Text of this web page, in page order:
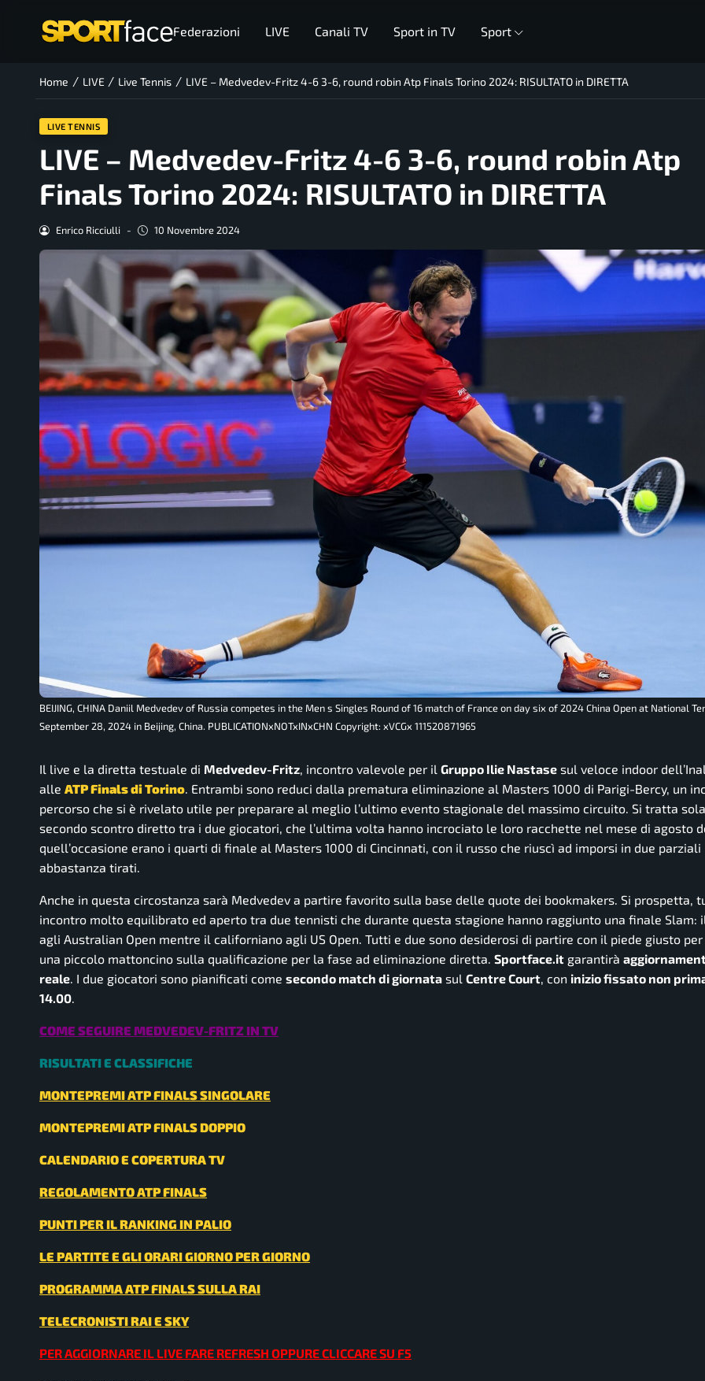
Federazioni LIVE Canali TV Sport in TV Sport
Home / LIVE / Live Tennis / LIVE – Medvedev-Fritz 4-6 3-6, round robin Atp Finals Torino 2024: RISULTATO in DIRETTA
LIVE TENNIS
LIVE – Medvedev-Fritz 4-6 3-6, round robin Atp
Finals Torino 2024: RISULTATO in DIRETTA
Enrico Ricciulli - 10 Novembre 2024
BEIJING, CHINA Daniil Medvedev of Russia competes in the Men s Singles Round of 16 match of France on day six of 2024 China Open at National
September 28, 2024 in Beijing, China. PUBLICATIONxNOTxINxCHN Copyright: xVCGx 111520871965
Il live e la diretta testuale di Medvedev-Fritz , incontro valevole per il Gruppo Ilie Nastase sul veloce indoor dell’
alle ATP Finals di Torino . Entrambi sono reduci dalla prematura eliminazione al Masters 1000 di Parigi-Bercy, un
percorso che si è rivelato utile per preparare al meglio l’ultimo evento stagionale del massimo circuito. Si tratta
secondo scontro diretto tra i due giocatori, che l’ultima volta hanno incrociato le loro racchette nel mese di agosto
quell’occasione erano i quarti di finale al Masters 1000 di Cincinnati, con il russo che riuscì ad imporsi in due parziali
abbastanza tirati.
Anche in questa circostanza sarà Medvedev a partire favorito sulla base delle quote dei bookmakers . Si prospetta,
incontro molto equilibrato ed aperto tra due tennisti che durante questa stagione hanno raggiunto una finale Slam:
agli Australian Open mentre il californiano agli US Open. Tutti e due sono desiderosi di partire con il piede giusto
una piccolo mattoncino sulla qualificazione per la fase ad eliminazione diretta. Sportface.it garantirà
reale . I due giocatori sono pianificati come secondo match di giornata sul Centre Court , con inizio fissato non
14.00
COME SEGUIRE MEDVEDEV-FRITZ IN TV
RISULTATI E CLASSIFICHE
MONTEPREMI ATP FINALS SINGOLARE
MONTEPREMI ATP FINALS DOPPIO
CALENDARIO E COPERTURA TV
REGOLAMENTO ATP FINALS
PUNTI PER IL RANKING IN PALIO
LE PARTITE E GLI ORARI GIORNO PER GIORNO
PROGRAMMA ATP FINALS SULLA RAI
TELECRONISTI RAI E SKY
PER AGGIORNARE IL LIVE FARE REFRESH OPPURE CLICCARE SU F5